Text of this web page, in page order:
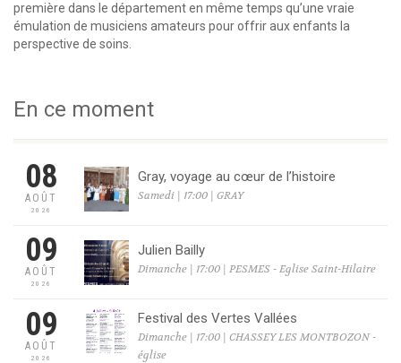
première dans le département en même temps qu’une vraie
émulation de musiciens amateurs pour offrir aux enfants la
perspective de soins.
En ce moment
08
AOÛT
2026
Gray, voyage au cœur de l’histoire
Samedi | 17:00 | GRAY
09
AOÛT
2026
Julien Bailly
Dimanche | 17:00 | PESMES - Eglise Saint-Hilaire
09
AOÛT
2026
Festival des Vertes Vallées
Dimanche | 17:00 | CHASSEY LES MONTBOZON -
église